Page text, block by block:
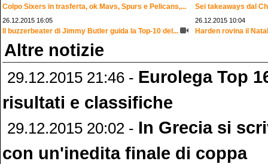
Colpo Sixers in trasferta, ok Mavs, Spurs e Pelicans,... Sei takeaways dal
26.12.2015 16:05
Il buzzerbeater di Jimmy Butler guida la Top-10 del...
26.12.2015 10:04
Harden rovina il
Altre notizie
29.12.2015 21:46 - Eurolega Top
risultati e classifiche
29.12.2015 20:02 - In Grecia si
con un'inedita finale di coppa